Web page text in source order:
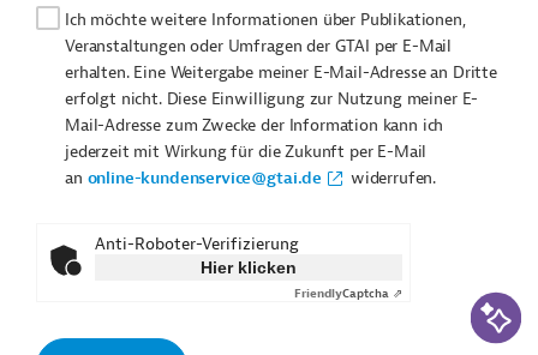
Ich möchte weitere Informationen über Publikationen,
Veranstaltungen oder Umfragen der GTAI per E-Mail
erhalten. Eine Weitergabe meiner E-Mail-Adresse an Dritte
erfolgt nicht. Diese Einwilligung zur Nutzung meiner E-
Mail-Adresse zum Zwecke der Information kann ich
jederzeit mit Wirkung für die Zukunft per E-Mail
an online-kundenservice@gtai.de widerrufen.
Anti-Roboter-Verifizierung
Hier klicken
FriendlyCaptcha ⇗ KI-